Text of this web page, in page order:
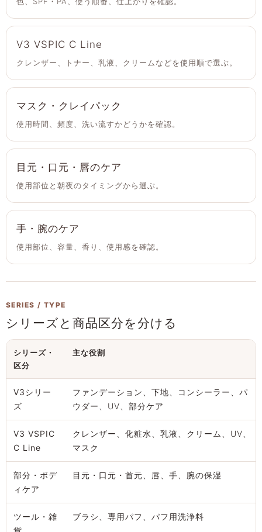
V3 VSPIC C Line
クレンザー、トナー、乳液、クリームなどを使用順で選ぶ。
マスク・クレイパック
使用時間、頻度、洗い流すかどうかを確認。
目元・口元・唇のケア
使用部位と朝夜のタイミングから選ぶ。
手・腕のケア
使用部位、容量、香り、使用感を確認。
SERIES / TYPE
シリーズと商品区分を分ける
シリーズ・
区分
主な役割
V3シリー
ズ
ファンデーション、下地、コンシーラー、パ
ウダー、UV、部分ケア
V3 VSPIC
C Line
クレンザー、化粧水、乳液、クリーム、UV、
マスク
部分・ボデ
ィケア
目元・口元・首元、唇、手、腕の保湿
ツール・雑
ブラシ、専用パフ、パフ用洗浄料